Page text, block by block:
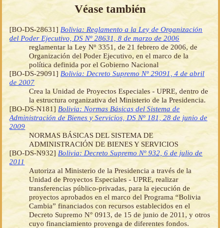
Véase también
[BO-DS-28631] Bolivia: Reglamento a la Ley de Organización
del Poder Ejecutivo, DS Nº 28631, 8 de marzo de 2006
reglamentar la Ley Nº 3351, de 21 febrero de 2006, de
Organización del Poder Ejecutivo, en el marco de la
política definida por el Gobierno Nacional
[BO-DS-29091] Bolivia: Decreto Supremo Nº 29091, 4 de abril
de 2007
Crea la Unidad de Proyectos Especiales - UPRE, dentro de
la estructura organizativa del Ministerio de la Presidencia.
[BO-DS-N181] Bolivia: Normas Básicas del Sistema de
Administración de Bienes y Servicios, DS Nº 181, 28 de junio de
2009
NORMAS BÁSICAS DEL SISTEMA DE
ADMINISTRACIÓN DE BIENES Y SERVICIOS
[BO-DS-N932] Bolivia: Decreto Supremo Nº 932, 6 de julio de
2011
Autoriza al Ministerio de la Presidencia a través de la
Unidad de Proyectos Especiales - UPRE, realizar
transferencias público-privadas, para la ejecución de
proyectos aprobados en el marco del Programa “Bolivia
Cambia” financiados con recursos establecidos en el
Decreto Supremo N° 0913, de 15 de junio de 2011, y otros
cuyo financiamiento provenga de diferentes fondos.